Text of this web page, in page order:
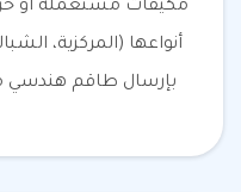
مكيفات مستعملة أو
أنواعها (المركزية،
بإرسال طاقم